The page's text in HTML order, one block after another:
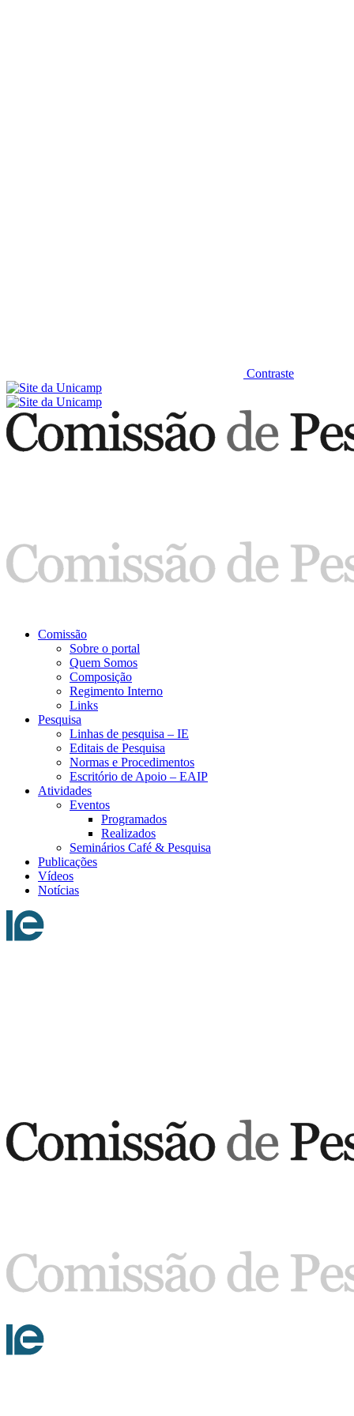
Contraste
Comissão
Sobre o portal
Quem Somos
Composição
Regimento Interno
Links
Pesquisa
Linhas de pesquisa – IE
Editais de Pesquisa
Normas e Procedimentos
Escritório de Apoio – EAIP
Atividades
Eventos
Programados
Realizados
Seminários Café & Pesquisa
Publicações
Vídeos
Notícias